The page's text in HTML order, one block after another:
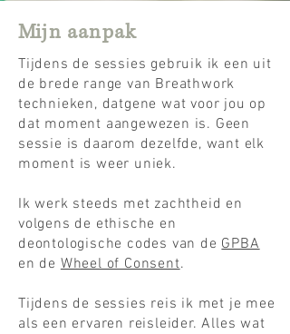
Mijn aanpak
Tijdens de sessies gebruik ik een uit
de brede range van Breathwork
technieken, datgene wat voor jou op
dat moment aangewezen is. Geen
sessie is daarom dezelfde, want elk
moment is weer uniek.
Ik werk steeds met zachtheid en
volgens de ethische en
deontologische codes van deGPBA
en deWheel of Consent.
Tijdens de sessies reis ik met je mee
als een ervaren reisleider. Alles wat